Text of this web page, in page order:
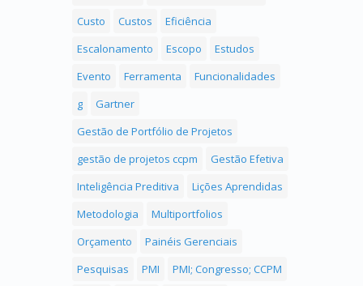
Custo
Custos
Eficiência
Escalonamento
Escopo
Estudos
Evento
Ferramenta
Funcionalidades
g
Gartner
Gestão de Portfólio de Projetos
gestão de projetos ccpm
Gestão Efetiva
Inteligência Preditiva
Lições Aprendidas
Metodologia
Multiportfolios
Orçamento
Painéis Gerenciais
Pesquisas
PMI
PMI; Congresso; CCPM